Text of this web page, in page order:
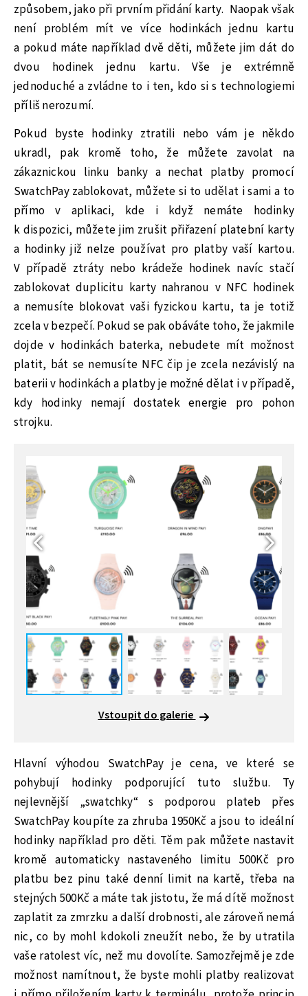
způsobem, jako při prvním přidání karty. Naopak však
není problém mít ve více hodinkách jednu kartu
a pokud máte například dvě děti, můžete jim dát do
dvou hodinek jednu kartu. Vše je extrémně
jednoduché a zvládne to i ten, kdo si s technologiemi
příliš nerozumí.
Pokud byste hodinky ztratili nebo vám je někdo
ukradl, pak kromě toho, že můžete zavolat na
zákaznickou linku banky a nechat platby promocí
SwatchPay zablokovat, můžete si to udělat i sami a to
přímo v aplikaci, kde i když nemáte hodinky
k dispozici, můžete jim zrušit přiřazení platební karty
a hodinky již nelze používat pro platby vaší kartou.
V případě ztráty nebo krádeže hodinek navíc stačí
zablokovat duplicitu karty nahranou v NFC hodinek
a nemusíte blokovat vaši fyzickou kartu, ta je totiž
zcela v bezpečí. Pokud se pak obáváte toho, že jakmile
dojde v hodinkách baterka, nebudete mít možnost
platit, bát se nemusíte NFC čip je zcela nezávislý na
baterii v hodinkách a platby je možné dělat i v případě,
kdy hodinky nemají dostatek energie pro pohon
strojku.
Vstoupit do galerie
Hlavní výhodou SwatchPay je cena, ve které se
pohybují hodinky podporující tuto službu. Ty
nejlevnější „swatchky“ s podporou plateb přes
SwatchPay koupíte za zhruba 1950Kč a jsou to ideální
hodinky například pro děti. Těm pak můžete nastavit
kromě automaticky nastaveného limitu 500Kč pro
platbu bez pinu také denní limit na kartě, třeba na
stejných 500Kč a máte tak jistotu, že má dítě možnost
zaplatit za zmrzku a další drobnosti, ale zároveň nemá
nic, co by mohl kdokoli zneužít nebo, že by utratila
vaše ratolest víc, než mu dovolíte. Samozřejmě je zde
možnost namítnout, že byste mohli platby realizovat